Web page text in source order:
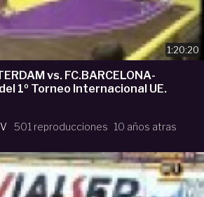
1:20:20
vs. FC.BARCELONA-
1º Torneo Internacional UE.
501 reproducciones 10 años atras